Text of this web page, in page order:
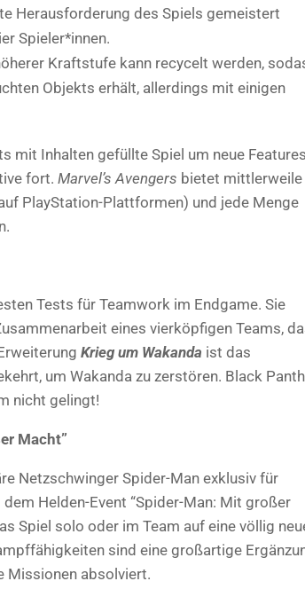
Herausforderung des Spiels gemeistert
Spieler*innen.
Kraftstufe kann recycelt werden,
Objekts erhält, allerdings mit einigen
mit Inhalten gefüllte Spiel um neue Features
fort. Marvel’s Avengers bietet mittlerweile
PlayStation-Plattformen) und jede Menge
Tests für Teamwork im Endgame. Sie
eines vierköpfigen Teams,
Krieg um Wakanda ist das
um Wakanda zu zerstören. Black
nicht gelingt!
Macht”
Netzschwinger Spider-Man exklusiv für
Helden-Event “Spider-Man: Mit großer
Spiel solo oder im Team auf eine völlig
sind eine großartige
Missionen absolviert.